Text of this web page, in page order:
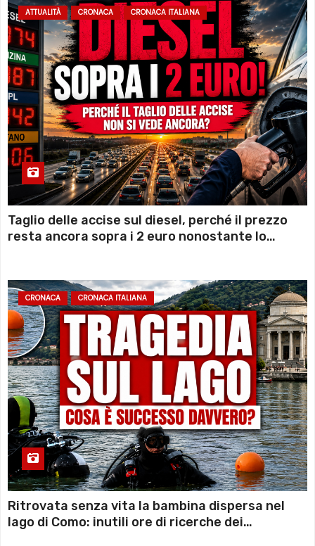
ATTUALITÀ CRONACA CRONACA ITALIANA
Taglio delle accise sul diesel, perché il prezzo
resta ancora sopra i 2 euro nonostante lo
CRONACA CRONACA ITALIANA
Ritrovata senza vita la bambina dispersa nel
lago di Como: inutili ore di ricerche dei